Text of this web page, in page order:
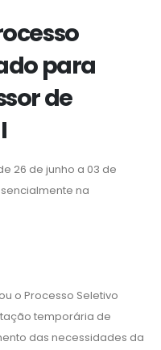
para
de
26 de junho a 03 de
na
o Processo Seletivo
temporária de
das necessidades da